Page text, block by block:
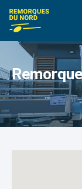
Remorques du
Accueil>